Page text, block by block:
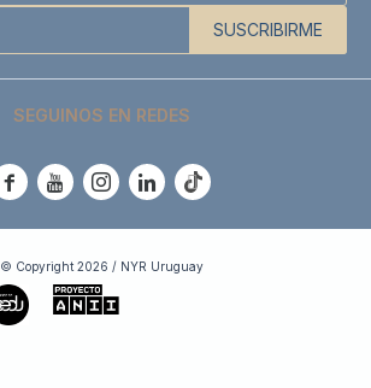
SUSCRIBIRME
SEGUINOS EN REDES
    
© Copyright 2026 / NYR Uruguay